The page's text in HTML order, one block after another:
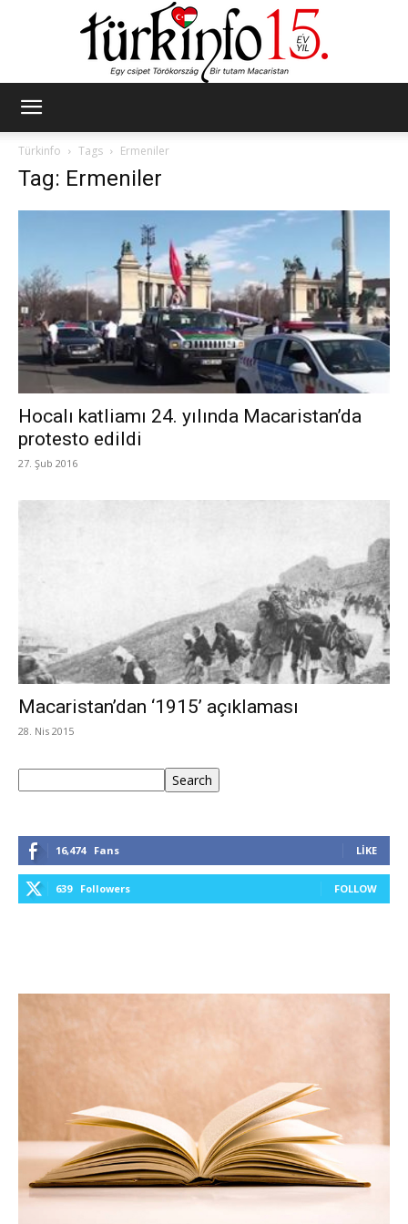
Türkinfo
Tags Ermeniler
Tag: Ermeniler
Hocalı katliamı 24. yılında Macaristan’da
protesto edildi
27. Şub 2016
Macaristan’dan ‘1915’ açıklaması
28. Nis 2015
Search
16,474 Fans LIKE
639 Followers FOLLOW